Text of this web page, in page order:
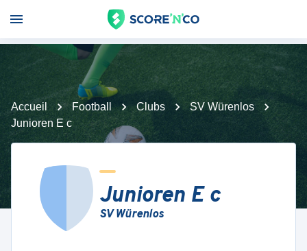
Accueil Football Clubs
SV Würenlos
Junioren E c
Junioren E c
SV Würenlos